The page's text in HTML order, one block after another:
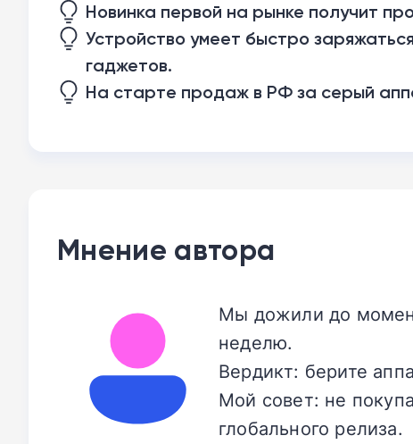
Новинка первой на рынке получит
Устройство умеет быстро
гаджетов.
На старте продаж в РФ за серый
Мнение автора
Мы дожили до
неделю.
Вердикт: берите
Мой совет: не
глобального релиза.